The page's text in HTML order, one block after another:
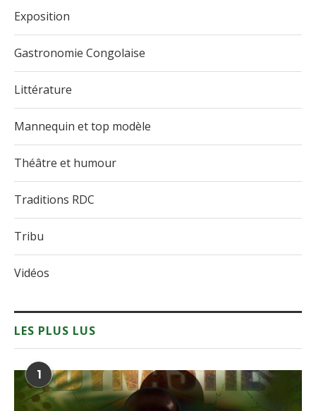
Exposition
Gastronomie Congolaise
Littérature
Mannequin et top modèle
Théâtre et humour
Traditions RDC
Tribu
Vidéos
LES PLUS LUS
1